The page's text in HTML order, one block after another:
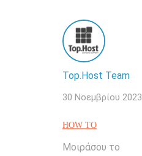
Top.Host Team
30 Νοεμβρίου 2023
HOW TO
Μοιράσου το